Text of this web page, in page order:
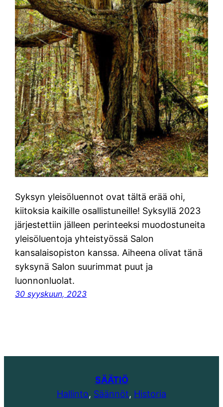
Syksyn yleisöluennot ovat tältä erää ohi,
kiitoksia kaikille osallistuneille! Syksyllä 2023
järjestettiin jälleen perinteeksi muodostuneita
yleisöluentoja yhteistyössä Salon
kansalaisopiston kanssa. Aiheena olivat tänä
syksynä Salon suurimmat puut ja
luonnonluolat.
30 syyskuun, 2023
SÄÄTIÖ
Hallinto, Säännöt, Historia